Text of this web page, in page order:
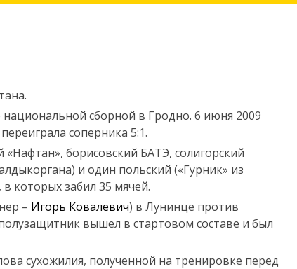
сборной в Гродно. 6 июня 2009
соперника 5:1.
борисовский БАТЭ, солигорский
и один польский («Гурник» из
которых забил 35 мячей.
– Игорь Ковалевич) в Лунинце против
вышел в стартовом составе и был
сухожилия, полученной на тренировке перед